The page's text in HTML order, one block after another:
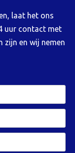
laat het ons
uur contact met
zijn en wij nemen